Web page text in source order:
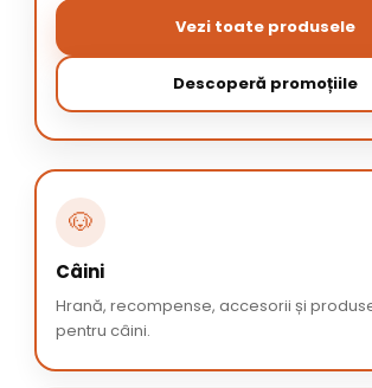
Vezi toate produsele
Descoperă promoțiile
🐶
Câini
Hrană, recompense, accesorii și
pentru câini.